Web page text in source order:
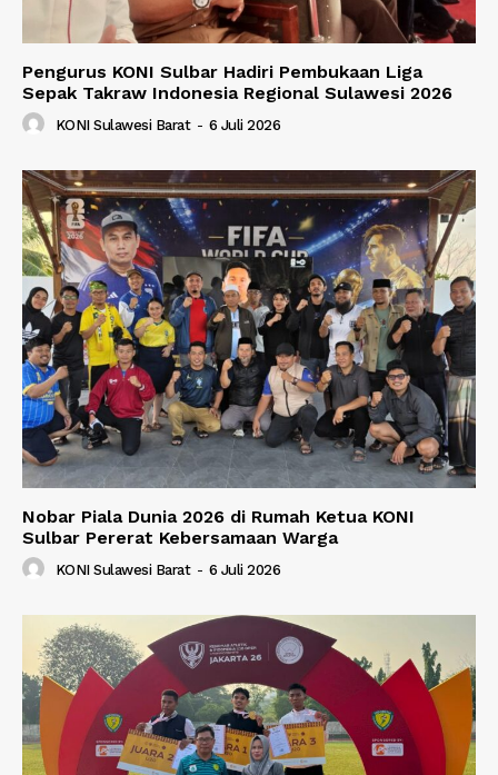
Pengurus KONI Sulbar Hadiri Pembukaan Liga
Sepak Takraw Indonesia Regional Sulawesi 2026
KONI Sulawesi Barat - 6 Juli 2026
Nobar Piala Dunia 2026 di Rumah Ketua KONI
Sulbar Pererat Kebersamaan Warga
KONI Sulawesi Barat - 6 Juli 2026